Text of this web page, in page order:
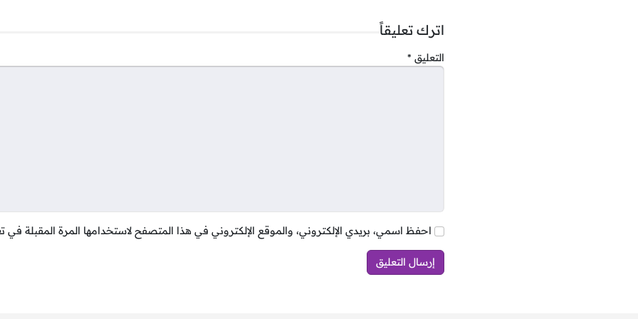
و9,000 درهم، بحسب التخصص والخبرة.
اترك تعليقاً
التعليق *
احفظ اسمي، بريدي الإلكتروني، والموقع الإلكتروني في هذا المتصفح لاستخدامها المرة المقبلة في